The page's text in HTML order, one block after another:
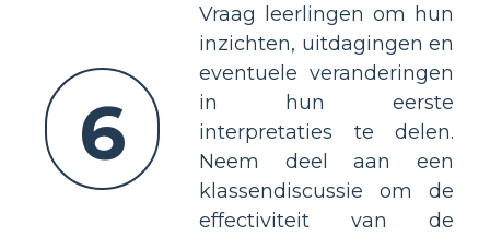
6
Vraag leerlingen om hun
inzichten, uitdagingen en
eventuele veranderingen
in hun eerste
interpretaties te delen.
Neem deel aan een
klassendiscussie om de
effectiviteit van de